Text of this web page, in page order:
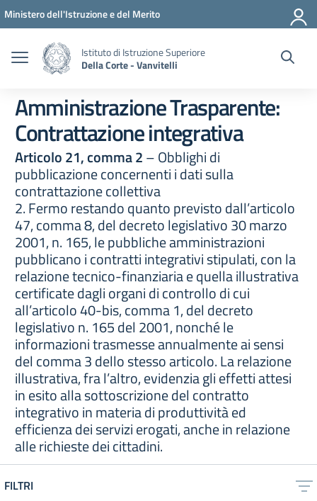
Vai ai contenuti
Vai al menu di navigazione
Vai al footer
Ministero dell'Istruzione e del Merito
Istituto di Istruzione Superiore
Della Corte - Vanvitelli
Amministrazione Trasparente:
Contrattazione integrativa
Articolo 21, comma 2– Obblighi di
pubblicazione concernenti i dati sulla
contrattazione collettiva
2. Fermo restando quanto previsto dall’articolo
47, comma 8, del decreto legislativo 30 marzo
2001, n. 165, le pubbliche amministrazioni
pubblicano i contratti integrativi stipulati, con la
relazione tecnico-finanziaria e quella illustrativa
certificate dagli organi di controllo di cui
all’articolo 40-bis, comma 1, del decreto
legislativo n. 165 del 2001, nonché le
informazioni trasmesse annualmente ai sensi
del comma 3 dello stesso articolo. La relazione
illustrativa, fra l’altro, evidenzia gli effetti attesi
in esito alla sottoscrizione del contratto
integrativo in materia di produttività ed
efficienza dei servizi erogati, anche in relazione
alle richieste dei cittadini.
FILTRI